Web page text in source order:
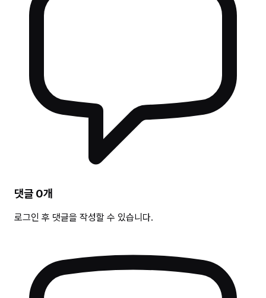
댓글 0개
로그인 후 댓글을 작성할 수 있습니다.